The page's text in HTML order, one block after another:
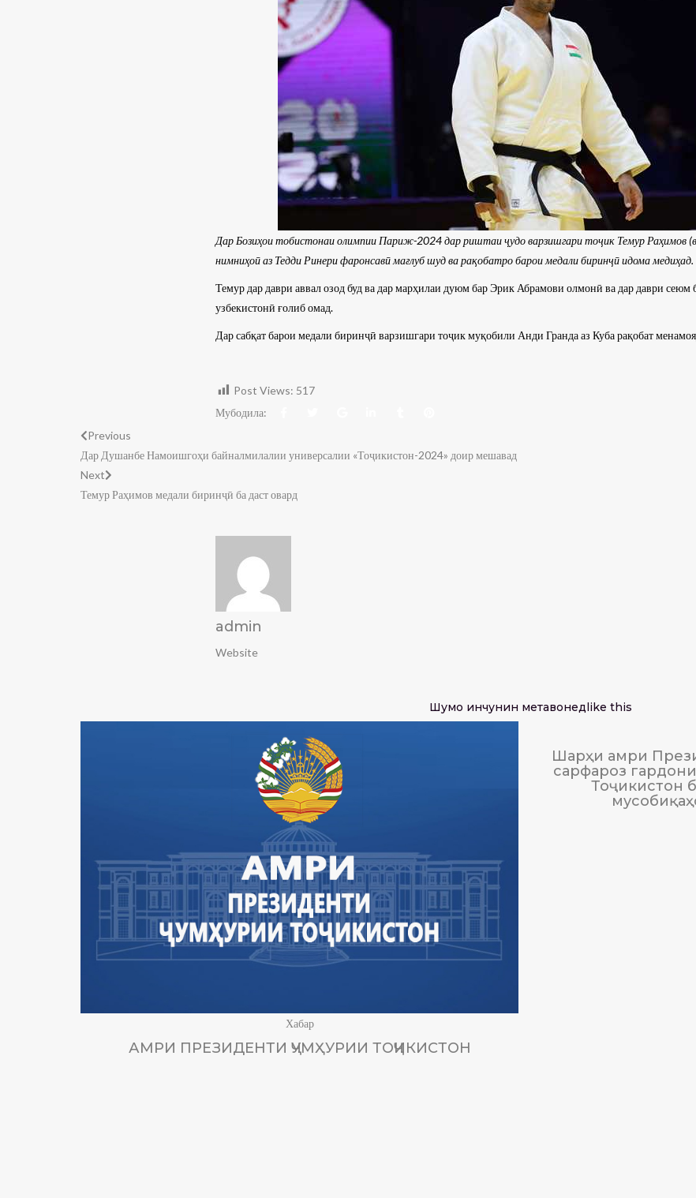
Дар Бозиҳои тобистонаи олимпии Париж-2024 дар риштаи ҷудо варзишгари тоҷик Темур Раҳимов
нимниҳоӣ аз Тедди Ринери фаронсавӣ мағлуб шуд ва рақобатро барои медали биринҷӣ идома медиҳад.
Темур дар даври аввал озод буд ва дар марҳилаи дуюм бар Эрик Абрамови олмонӣ ва дар даври
узбекистонӣ ғолиб омад.
Дар сабқат барои медали биринҷӣ варзишгари тоҷик муқобили Анди Гранда аз Куба рақобат
Post Views: 517
Мубодила:
Previous
Дар Душанбе Намоишгоҳи байналмилалии универсалии «Тоҷикистон-2024» доир мешавад
Next
Темур Раҳимов медали биринҷӣ ба даст овард
admin
Website
Шумо инчунин метавонедlike this
Хабар
АМРИ ПРЕЗИДЕНТИ ҶУМҲУРИИ ТОҶИКИСТОН
Шарҳи амри
сарфароз
Тоҷикистон